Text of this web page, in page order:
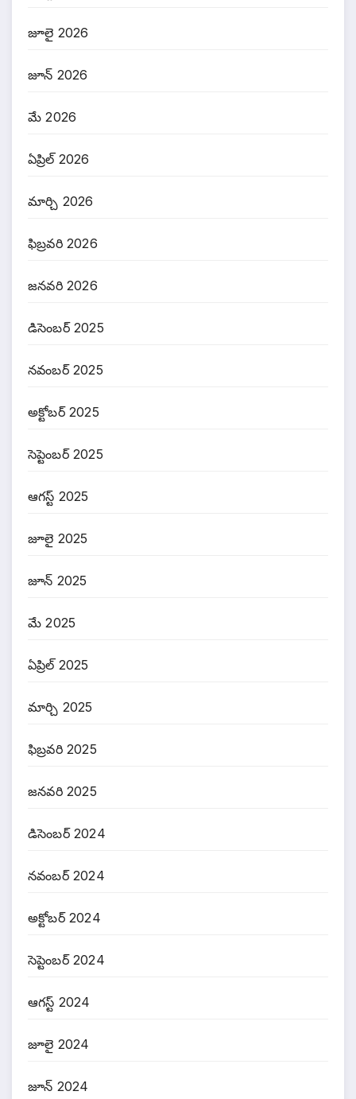
జూలై 2026
జూన్ 2026
మే 2026
ఏప్రిల్ 2026
మార్చి 2026
ఫిబ్రవరి 2026
జనవరి 2026
డిసెంబర్ 2025
నవంబర్ 2025
అక్టోబర్ 2025
సెప్టెంబర్ 2025
ఆగస్ట్ 2025
జూలై 2025
జూన్ 2025
మే 2025
ఏప్రిల్ 2025
మార్చి 2025
ఫిబ్రవరి 2025
జనవరి 2025
డిసెంబర్ 2024
నవంబర్ 2024
అక్టోబర్ 2024
సెప్టెంబర్ 2024
ఆగస్ట్ 2024
జూలై 2024
జూన్ 2024